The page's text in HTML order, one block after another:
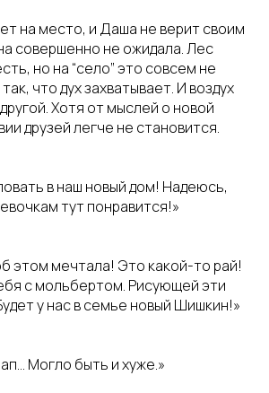
на место, и Даша не верит своим
совершенно не ожидала. Лес
но на “село” это совсем не
что дух захватывает. И воздух
Хотя от мыслей о новой
друзей легче не становится.
в наш новый дом! Надеюсь,
тут понравится!»
этом мечтала! Это какой-то рай!
с мольбертом. Рисующей эти
у нас в семье новый Шишкин!»
Могло быть и хуже.»